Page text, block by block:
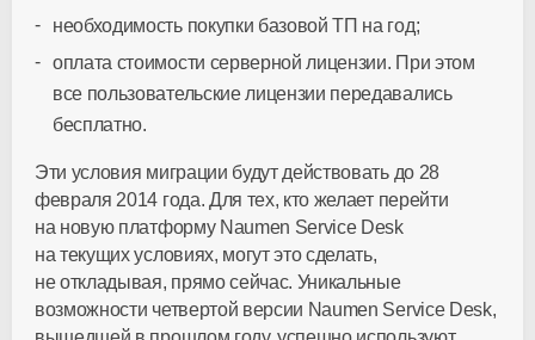
необходимость покупки базовой ТП на год;
оплата стоимости серверной лицензии. При этом
все пользовательские лицензии передавались
бесплатно.
Эти условия миграции будут действовать до 28
февраля 2014 года. Для тех, кто желает перейти
на новую платформу Naumen Service Desk
на текущих условиях, могут это сделать,
не откладывая, прямо сейчас. Уникальные
возможности четвертой версии Naumen Service Desk,